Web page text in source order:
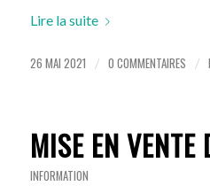
Lire la suite
26 MAI 2021 / 0 COMMENTAIRES /
MISE EN VENTE
INFORMATION